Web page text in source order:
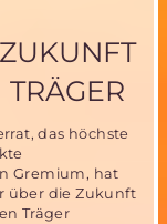
das höchste
Gremium, hat
über die Zukunft
Träger